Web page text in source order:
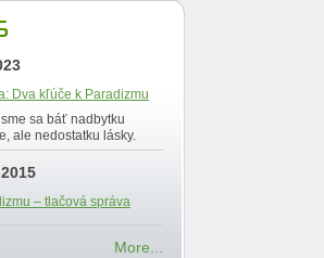
Dva kľúče k Paradizmu
sa báť nadbytku
ale nedostatku lásky.
– tlačová správa
More...